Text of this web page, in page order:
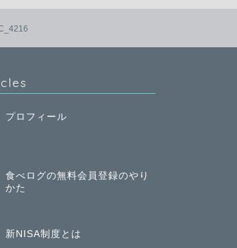
プロフィール
食べログの無料会員登録のやり
かた
新NISA制度とは